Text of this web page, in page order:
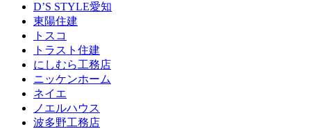
D’S STYLE愛知
東陽住建
トスコ
トラスト住建
にしむら工務店
ニッケンホーム
ネイエ
ノエルハウス
波多野工務店